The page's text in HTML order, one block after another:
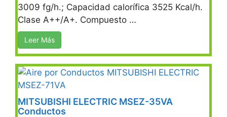
3009 fg/h.; Capacidad calorífica 3525 Kcal/h.
Clase A++/A+. Compuesto …
Leer Más
MITSUBISHI ELECTRIC MSEZ-35VA
Conductos